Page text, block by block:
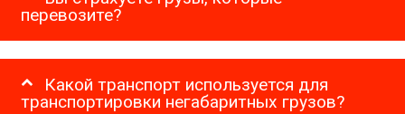
перевозите?
Какой транспорт используется для
транспортировки негабаритных грузов?